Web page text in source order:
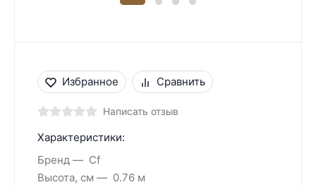
Избранное Сравнить
Написать отзыв
Характеристики:
Бренд
Cf
Высота, см
0.76 м